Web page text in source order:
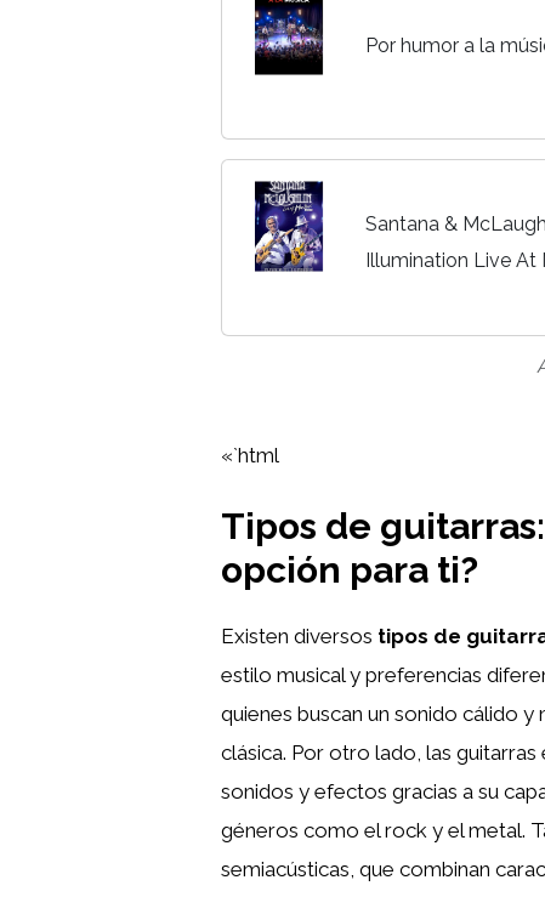
Por humor a la
Santana &
Illumination Live At
«`html
Tipos de
opción para ti?
Existen diversos tipos de
estilo musical y preferencias
quienes buscan un sonido cálido
clásica. Por otro lado, las
sonidos y efectos gracias a su
géneros como el rock y el metal.
semiacústicas, que combinan